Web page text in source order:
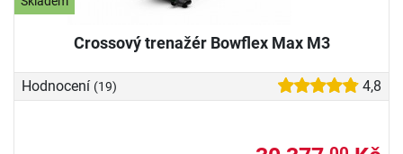
Crossový trenažér Bowflex Max M3
Hodnocení (19) 4,8